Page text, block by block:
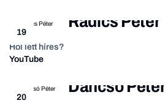
19
Radics Péter
Hol lett híres?
YouTube
20
Dancsó Péter